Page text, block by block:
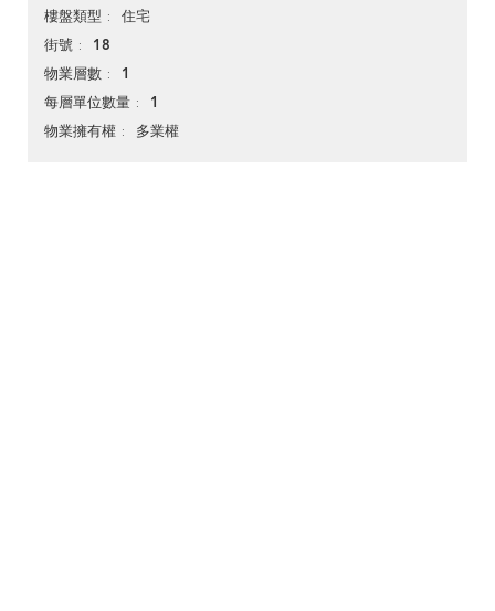
樓盤類型 住宅
街號 18
物業層數 1
每層單位數量 1
物業擁有權 多業權